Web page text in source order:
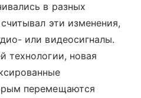
в разных
эти изменения,
или видеосигналы.
технологии, новая
перемещаются